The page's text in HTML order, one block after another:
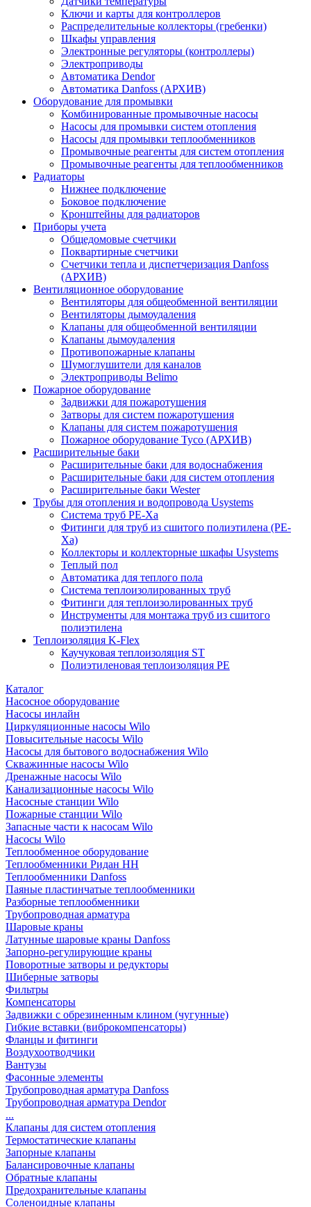
Ключи и карты для контроллеров
Распределительные коллекторы (гребенки)
Шкафы управления
Электронные регуляторы (контроллеры)
Электроприводы
Автоматика Dendor
Автоматика Danfoss (АРХИВ)
Оборудование для промывки
Комбинированные промывочные насосы
Насосы для промывки систем отопления
Насосы для промывки теплообменников
Промывочные реагенты для систем отопления
Промывочные реагенты для теплообменников
Радиаторы
Нижнее подключение
Боковое подключение
Кронштейны для радиаторов
Приборы учета
Общедомовые счетчики
Поквартирные счетчики
Счетчики тепла и диспетчеризация Danfoss
(АРХИВ)
Вентиляционное оборудование
Вентиляторы для общеобменной вентиляции
Вентиляторы дымоудаления
Клапаны для общеобменной вентиляции
Клапаны дымоудаления
Противопожарные клапаны
Шумоглушители для каналов
Электроприводы Belimo
Пожарное оборудование
Задвижки для пожаротушения
Затворы для систем пожаротушения
Клапаны для систем пожаротушения
Пожарное оборудование Tyco (АРХИВ)
Расширительные баки
Расширительные баки для водоснабжения
Расширительные баки для систем отопления
Расширительные баки Wester
Трубы для отопления и водопровода Usystems
Система труб PE-Xa
Фитинги для труб из сшитого полиэтилена (PE-
Xa)
Коллекторы и коллекторные шкафы Usystems
Теплый пол
Автоматика для теплого пола
Система теплоизолированных труб
Фитинги для теплоизолированных труб
Инструменты для монтажа труб из сшитого
полиэтилена
Теплоизоляция K-Flex
Каучуковая теплоизоляция ST
Полиэтиленовая теплоизоляция PE
Каталог
Насосное оборудование
Насосы инлайн
Циркуляционные насосы Wilo
Повысительные насосы Wilo
Насосы для бытового водоснабжения Wilo
Скважинные насосы Wilo
Дренажные насосы Wilo
Канализационные насосы Wilo
Насосные станции Wilo
Пожарные станции Wilo
Запасные части к насосам Wilo
Насосы Wilo
Теплообменное оборудование
Теплообменники Ридан НН
Теплообменники Danfoss
Паяные пластинчатые теплообменники
Разборные теплообменники
Трубопроводная арматура
Шаровые краны
Латунные шаровые краны Danfoss
Запорно-регулирующие краны
Поворотные затворы и редукторы
Шиберные затворы
Фильтры
Компенсаторы
Задвижки с обрезиненным клином (чугунные)
Гибкие вставки (виброкомпенсаторы)
Фланцы и фитинги
Воздухоотводчики
Вантузы
Фасонные элементы
Трубопроводная арматура Danfoss
Трубопроводная арматура Dendor
...
Клапаны для систем отопления
Термостатические клапаны
Запорные клапаны
Балансировочные клапаны
Обратные клапаны
Предохранительные клапаны
Соленоидные клапаны